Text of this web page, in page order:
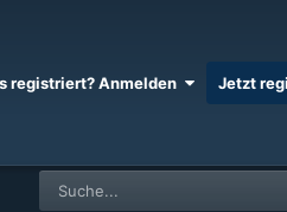
registriert? Anmelden Jetzt